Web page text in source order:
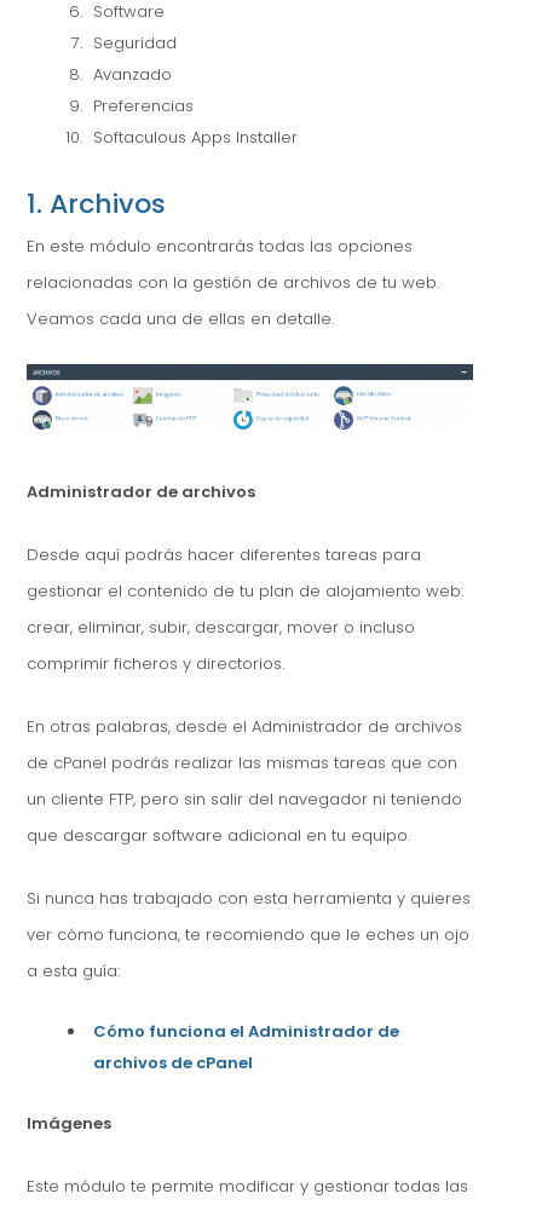
Software
Seguridad
Avanzado
Preferencias
Softaculous Apps Installer
1. Archivos
En este módulo encontrarás todas las opciones
relacionadas con la gestión de archivos de tu web.
Veamos cada una de ellas en detalle.
Administrador de archivos
Desde aquí podrás hacer diferentes tareas para
gestionar el contenido de tu plan de alojamiento web:
crear, eliminar, subir, descargar, mover o incluso
comprimir ficheros y directorios.
En otras palabras, desde el Administrador de archivos
de cPanel podrás realizar las mismas tareas que con
un cliente FTP, pero sin salir del navegador ni teniendo
que descargar software adicional en tu equipo.
Si nunca has trabajado con esta herramienta y quieres
ver cómo funciona, te recomiendo que le eches un ojo
a esta guía:
Cómo funciona el Administrador de
archivos de cPanel
Imágenes
Este módulo te permite modificar y gestionar todas las